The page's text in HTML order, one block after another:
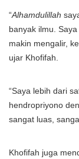
“Alhamdulillah
banyak ilmu.
makin mengalir,
ujar Khofifah.
“Saya lebih dari
hendropriyono
sangat luas,
Khofifah juga